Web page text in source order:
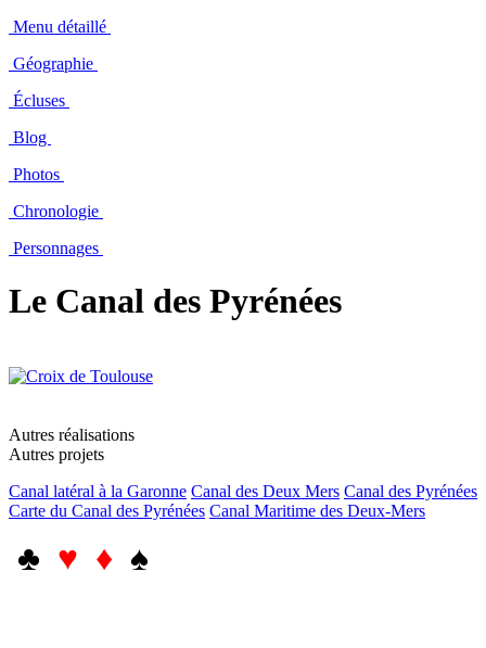
Menu détaillé
Géographie
Écluses
Blog
Photos
Chronologie
Personnages
Le Canal des Pyrénées
Autres réalisations
Autres projets
Canal latéral à la Garonne Canal des Deux Mers Canal des Pyrénées
Carte du Canal des Pyrénées Canal Maritime des Deux-Mers
♣ ♥ ♦ ♠